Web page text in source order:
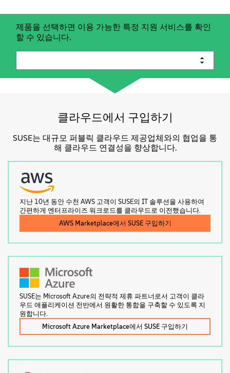
제품을 선택하면 이용 가능한 특정 지원 서비스를 확인
할 수 있습니다.
클라우드에서 구입하기
SUSE는 대규모 퍼블릭 클라우드 제공업체와의 협업을 통
해 클라우드 연결성을 향상합니다.
지난 10년 동안 수천 AWS 고객이 SUSE의 IT 솔루션을 사용하여
간편하게 엔터프라이즈 워크로드를 클라우드로 이전했습니다.
AWS Marketplace에서 SUSE 구입하기
SUSE는 Microsoft Azure의 전략적 제휴 파트너로서 고객이 클라
우드 애플리케이션 전반에서 원활한 통합을 구축할 수 있도록 지
원합니다.
Microsoft Azure Marketplace에서 SUSE 구입하기